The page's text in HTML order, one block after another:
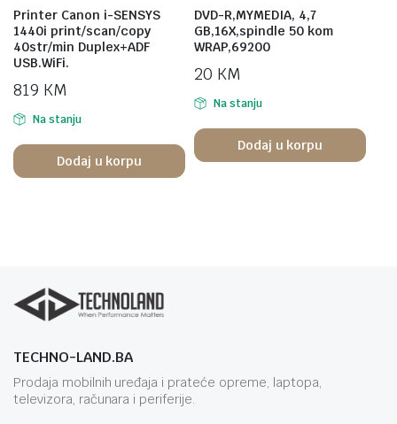
Printer Canon i-SENSYS
1440i print/scan/copy
40str/min Duplex+ADF
USB.WiFi.
819 KM
Na stanju
Dodaj u korpu
DVD-R,MYMEDIA, 4,7
GB,16X,spindle 50 kom
WRAP,69200
20 KM
Na stanju
Dodaj u korpu
TECHNO-LAND.BA
Prodaja mobilnih uređaja i prateće opreme, laptopa,
televizora, računara i periferije.